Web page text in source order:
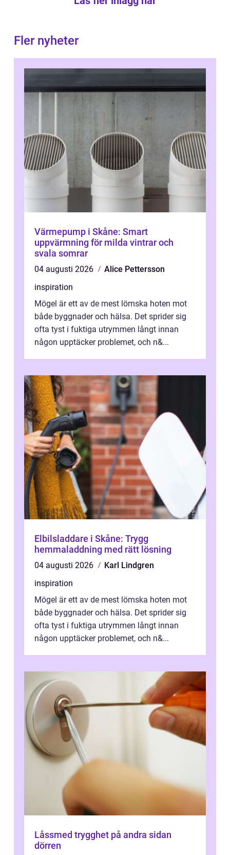
Fler nyheter
Värmepump i Skåne: Smart
uppvärmning för milda vintrar och
svala somrar
04 augusti 2026
Alice Pettersson
inspiration
Mögel är ett av de mest lömska hoten mot
både byggnader och hälsa. Det sprider sig
ofta tyst i fuktiga utrymmen långt innan
någon upptäcker problemet, och n&...
Elbilsladdare i Skåne: Trygg
hemmaladdning med rätt lösning
04 augusti 2026
Karl Lindgren
inspiration
Mögel är ett av de mest lömska hoten mot
både byggnader och hälsa. Det sprider sig
ofta tyst i fuktiga utrymmen långt innan
någon upptäcker problemet, och n&...
Låssmed trygghet på andra sidan
dörren